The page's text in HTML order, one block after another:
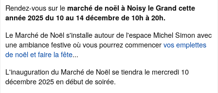
Rendez-vous sur le marché de noël à Noisy le Grand cette
année 2025 du 10 au 14 décembre de 10h à 20h.
Le Marché de Noël s'installe autour de l'espace Michel Simon avec
une ambiance festive où vous pourrez commencervos emplettes
de noël et faire la fête...
L'inauguration du Marché de Noël se tiendra le mercredi 10
décembre 2025 en début de soirée.